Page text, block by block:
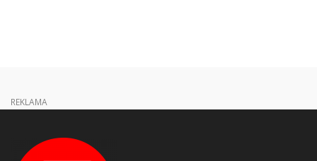
REKLAMA